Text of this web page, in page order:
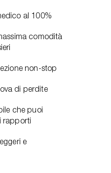
al 100%
comodità
non-stop
di perdite
che puoi
rapporti
e